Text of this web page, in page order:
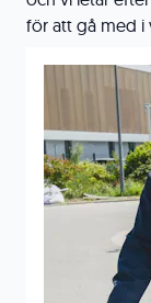
för att gå med i